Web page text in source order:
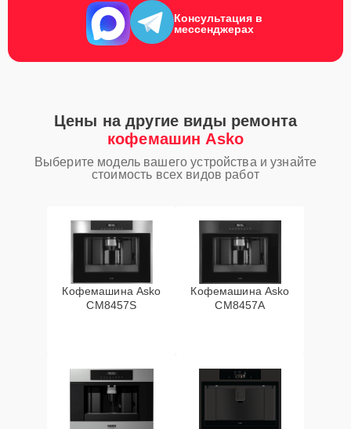
Консультация в
мессенджерах
Цены на другие виды ремонта
кофемашин Asko
Выберите модель вашего устройства и узнайте
стоимость всех видов работ
Кофемашина Asko
CM8457S
Кофемашина Asko
CM8457A